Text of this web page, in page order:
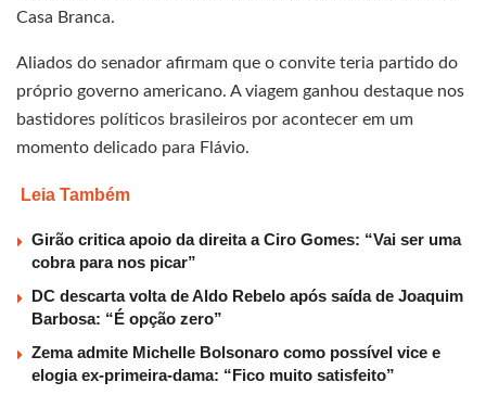
Casa Branca.
Aliados do senador afirmam que o convite teria partido do
próprio governo americano. A viagem ganhou destaque nos
bastidores políticos brasileiros por acontecer em um
momento delicado para Flávio.
Leia Também
Girão critica apoio da direita a Ciro Gomes: “Vai ser uma
cobra para nos picar”
DC descarta volta de Aldo Rebelo após saída de Joaquim
Barbosa: “É opção zero”
Zema admite Michelle Bolsonaro como possível vice e
elogia ex-primeira-dama: “Fico muito satisfeito”